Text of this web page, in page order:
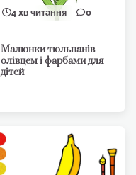
4 хв читання 0
Малюнки тюльпанів
олівцем і фарбами для
дітей